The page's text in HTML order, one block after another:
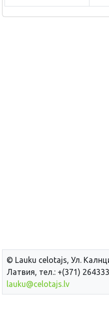
© Lauku сelotajs, Ул.
Латвия, тел.: +(371)
lauku@celotajs.lv